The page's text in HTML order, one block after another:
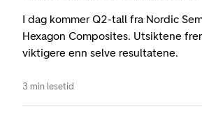
I dag kommer Q2-tall fra Nordic
Hexagon Composites. Utsiktene
viktigere enn selve resultatene.
3 min lesetid